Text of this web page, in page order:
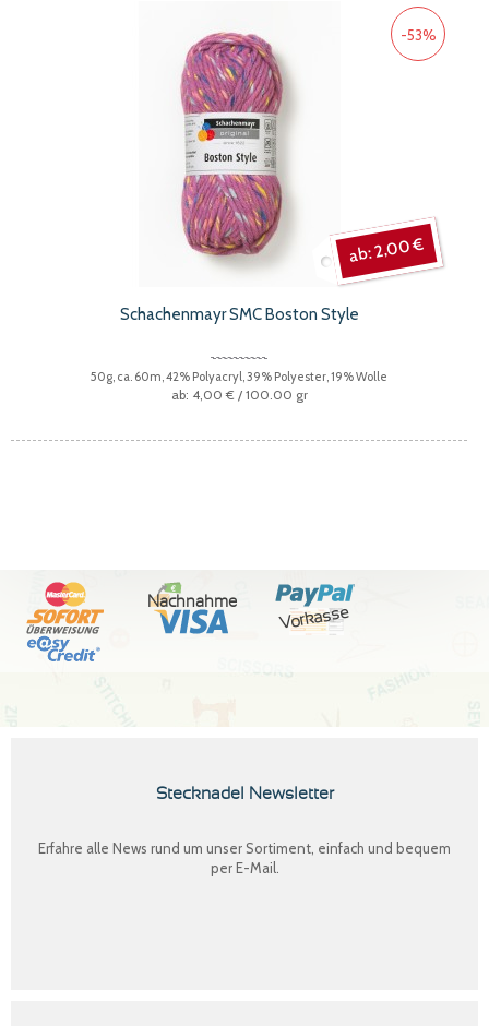
2,00 €
-53%
Schachenmayr SMC Boston Style
50g, ca. 60m, 42% Polyacryl, 39% Polyester, 19% Wolle
4,00 € / 100.00 gr
Nachnahme
Vorkasse
Stecknadel Newsletter
Erfahre alle News rund um unser Sortiment, einfach und bequem
per E-Mail.